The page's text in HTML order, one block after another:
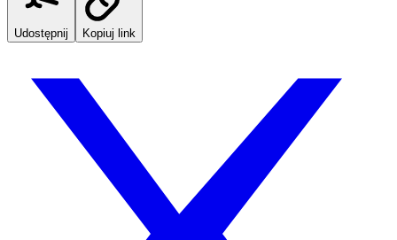
Udostępnij Kopiuj link